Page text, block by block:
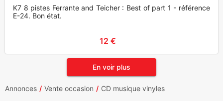
K7 8 pistes Ferrante and Teicher : Best of part 1 - référence
E-24. Bon état.
12 €
En voir plus
Annonces Vente occasion CD musique vinyles